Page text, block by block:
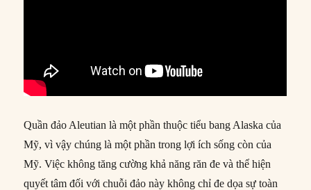
Quần đảo Aleutian là một phần thuộc tiểu bang Alaska của
Mỹ, vì vậy chúng là một phần trong lợi ích sống còn của
Mỹ. Việc không tăng cường khả năng răn đe và thể hiện
quyết tâm đối với chuỗi đảo này không chỉ đe dọa sự toàn